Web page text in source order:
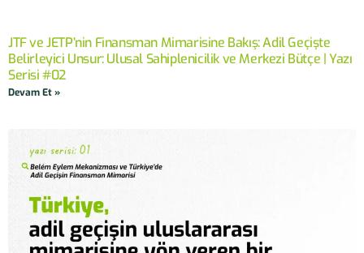
JTF ve JETP’nin Finansman Mimarisine Bakış: Adil Geçişte
Belirleyici Unsur: Ulusal Sahiplenicilik ve Merkezi Bütçe | Yazı
Serisi #02
Devam Et »